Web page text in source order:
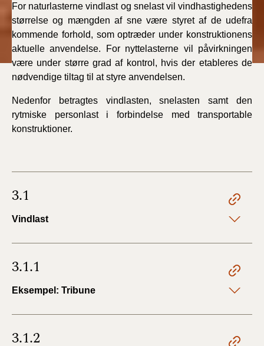
For naturlasterne vindlast og snelast vil vindhastighedens
størrelse og mængden af sne være styret af de udefra
kommende forhold, som optræder under konstruktionens
aktuelle anvendelse. For nyttelasterne vil påvirkningen
være under større grad af kontrol, hvis der etableres de
nødvendige tiltag til at styre anvendelsen.
Nedenfor betragtes vindlasten, snelasten samt den
rytmiske personlast i forbindelse med transportable
konstruktioner.
3.1
Vindlast
3.1.1
Eksempel: Tribune
3.1.2